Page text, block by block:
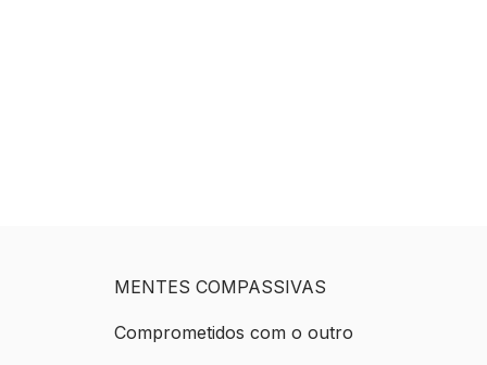
MENTES COMPASSIVAS
Comprometidos com o outro